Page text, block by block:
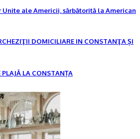
ale Americii, sărbătorită la American
DOMICILIARE IN CONSTANŢA ȘI
PLAJĂ LA CONSTANȚA